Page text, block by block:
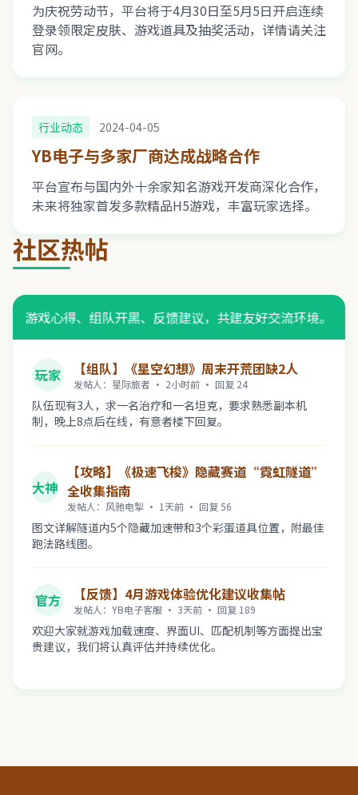
为庆祝劳动节，平台将于4月30日至5月5日开启连续
登录领限定皮肤、游戏道具及抽奖活动，详情请关注
官网。
行业动态 2024-04-05
YB电子与多家厂商达成战略合作
平台宣布与国内外十余家知名游戏开发商深化合作，
未来将独家首发多款精品H5游戏，丰富玩家选择。
社区热帖
戏心得、组队开黑、反馈建议，共建友好交流环境。禁止发
玩家 【组队】《星空幻想》周末开荒团缺2人
发帖人：星际旅者 · 2小时前 · 回复 24
队伍现有3人，求一名治疗和一名坦克，要求熟悉副本机
制，晚上8点后在线，有意者楼下回复。
大神
【攻略】《极速飞梭》隐藏赛道“霓虹隧道”
全收集指南
发帖人：风驰电掣 · 1天前 · 回复 56
图文详解隧道内5个隐藏加速带和3个彩蛋道具位置，附最佳
跑法路线图。
官方 【反馈】4月游戏体验优化建议收集帖
发帖人：YB电子客服 · 3天前 · 回复 189
欢迎大家就游戏加载速度、界面UI、匹配机制等方面提出宝
贵建议，我们将认真评估并持续优化。